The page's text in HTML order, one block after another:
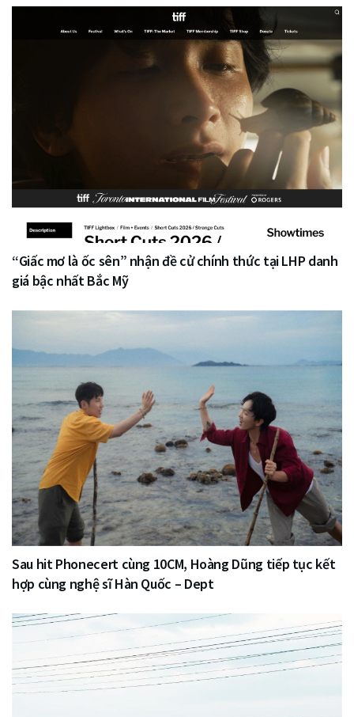
“Giấc mơ là ốc sên” nhận đề cử chính thức tại LHP danh
giá bậc nhất Bắc Mỹ
Sau hit Phonecert cùng 10CM, Hoàng Dũng tiếp tục kết
hợp cùng nghệ sĩ Hàn Quốc – Dept